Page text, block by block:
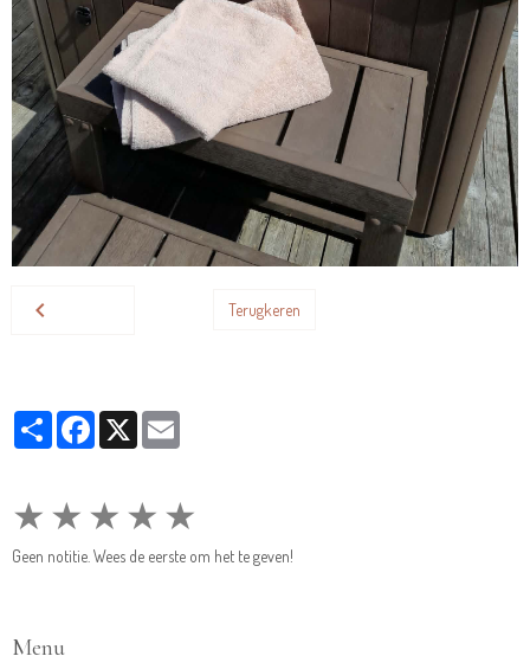
Terugkeren
PartagerFacebook
X
★★★★★
Geen notitie. Wees de eerste om het te geven!
Menu